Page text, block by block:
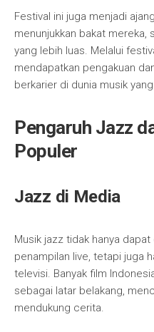
Festival ini juga menjadi
menunjukkan bakat mereka,
yang lebih luas. Melalui
mendapatkan pengakuan
berkarier di dunia musik
Pengaruh Jazz
Populer
Jazz di Media
Musik jazz tidak hanya
penampilan live, tetapi juga
televisi. Banyak film
sebagai latar belakang,
mendukung cerita.